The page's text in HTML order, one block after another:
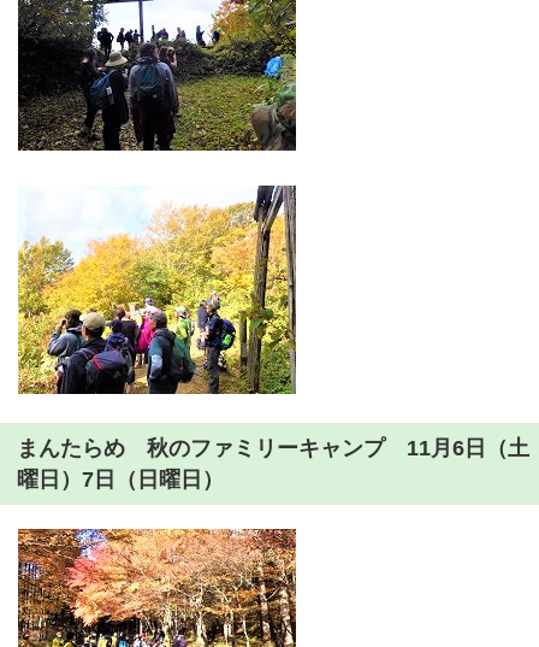
まんたらめ 秋のファミリーキャンプ 11月6日（土
曜日）7日（日曜日）